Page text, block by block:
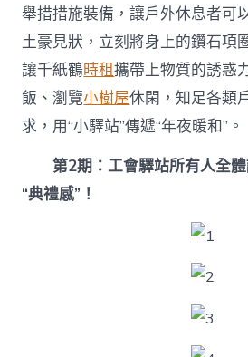
舉措措施裝備，讓戶外休息者可
土豪見狀，立刻將身上的鑽石項
讓千紙鶴時租攜帶上物質的誘惑
飯、瀏覽小樹屋休閑，知足各類
求，用“小驛站”傳遞“年夜暖和”。
第2期：工會驛站所有人全
“典禮感”！